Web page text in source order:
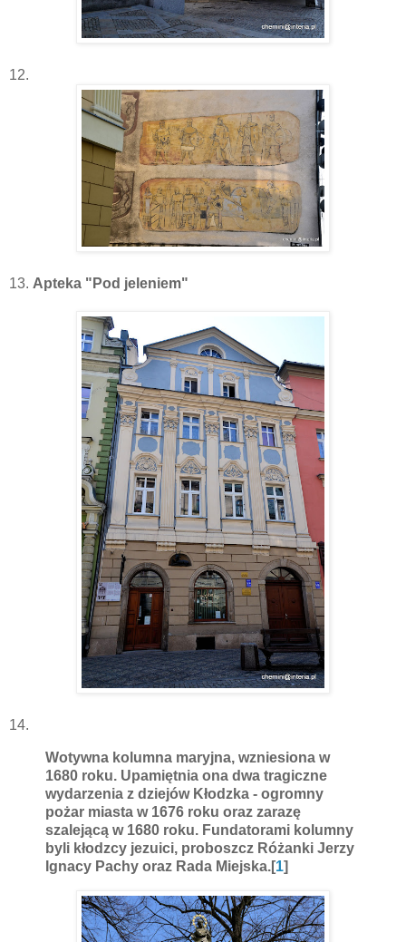
12.
13. Apteka "Pod jeleniem"
14.
Wotywna kolumna maryjna, wzniesiona w
1680 roku. Upamiętnia ona dwa tragiczne
wydarzenia z dziejów Kłodzka - ogromny
pożar miasta w 1676 roku oraz zarazę
szalejącą w 1680 roku. Fundatorami kolumny
byli kłodzcy jezuici, proboszcz Różanki Jerzy
Ignacy Pachy oraz Rada Miejska.[1]